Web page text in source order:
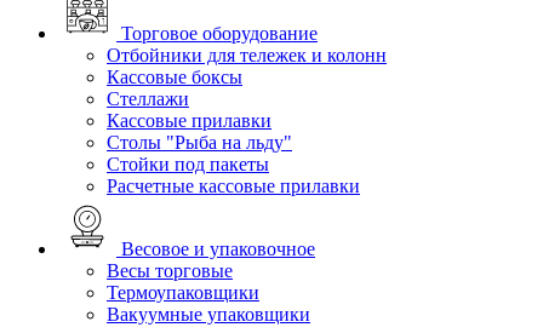
Торговое оборудование
Отбойники для тележек и колонн
Кассовые боксы
Стеллажи
Кассовые прилавки
Столы "Рыба на льду"
Стойки под пакеты
Расчетные кассовые прилавки
Весовое и упаковочное
Весы торговые
Термоупаковщики
Вакуумные упаковщики